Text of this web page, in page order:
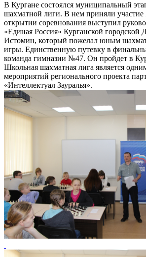
В Кургане состоялся муниципальный
шахматной лиги. В нем приняли участие
открытии соревнования выступил
«Единая Россия» Курганской
Истомин, который пожелал юным
игры. Единственную путевку в
команда гимназии №47. Он пройдет в
Школьная шахматная лига является
мероприятий регионального проекта
«Интеллектуал Зауралья».